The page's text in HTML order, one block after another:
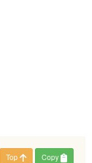
Top Copy